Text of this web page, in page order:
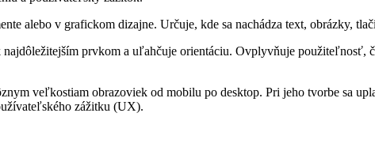
alebo v grafickom dizajne. Určuje, kde sa nachádza text, obrázky,
prvkom a uľahčuje orientáciu. Ovplyvňuje použiteľnosť,
veľkostiam obrazoviek od mobilu po desktop. Pri jeho tvorbe sa
zážitku (UX).